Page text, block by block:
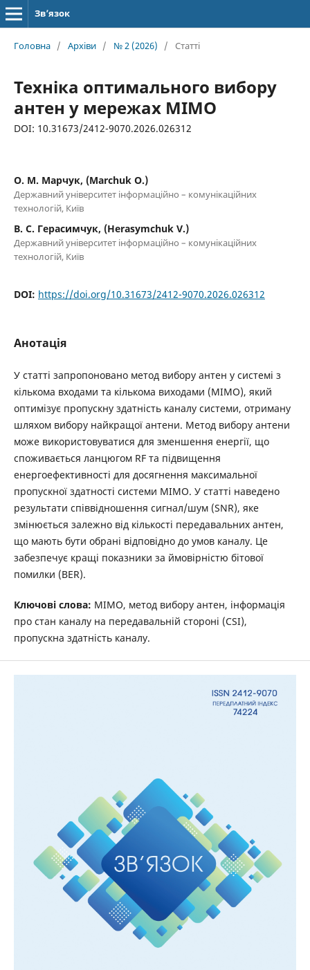
Зв’язок
Головна / Архіви / № 2 (2026) / Статті
Техніка оптимального вибору
антен у мережах MIMO
DOI: 10.31673/2412-9070.2026.026312
О. М. Марчук, (Marchuk O.)
Державний університет інформаційно – комунікаційних
технологій, Київ
В. С. Герасимчук, (Herasymchuk V.)
Державний університет інформаційно – комунікаційних
технологій, Київ
DOI: https://doi.org/10.31673/2412-9070.2026.026312
Анотація
У статті запропоновано метод вибору антен у системі з
кількома входами та кількома виходами (MIMO), який
оптимізує пропускну здатність каналу системи, отриману
шляхом вибору найкращої антени. Метод вибору антени
може використовуватися для зменшення енергії, що
споживається ланцюгом RF та підвищення
енергоефективності для досягнення максимальної
пропускної здатності системи MIMO. У статті наведено
результати співвідношення сигнал/шум (SNR), яке
змінюється залежно від кількості передавальних антен,
що мають бути обрані відповідно до умов каналу. Це
забезпечує кращі показники за ймовірністю бітової
помилки (BER).
Ключові слова: MIMO, метод вибору антен, інформація
про стан каналу на передавальній стороні (CSI),
пропускна здатність каналу.